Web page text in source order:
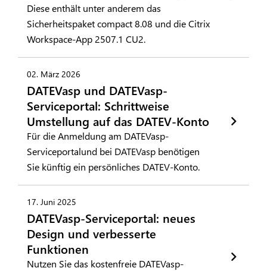
Diese enthält unter anderem das
Sicherheitspaket compact 8.08 und die Citrix
Workspace-App 2507.1 CU2.
02. März 2026
DATEVasp und DATEVasp-
Serviceportal: Schrittweise
Umstellung auf das DATEV-Konto
Für die Anmeldung am DATEVasp-
Serviceportalund bei DATEVasp benötigen
Sie künftig ein persönliches DATEV-Konto.
17. Juni 2025
DATEVasp-Serviceportal: neues
Design und verbesserte
Funktionen
Nutzen Sie das kostenfreie DATEVasp-